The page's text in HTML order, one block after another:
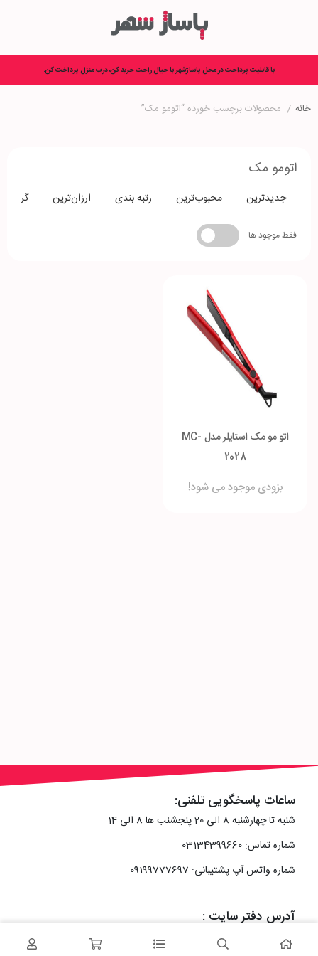
با قابلیت پرداخت در محل پاساژشهر با خیال راحت خرید کن، درب منزل پرداخت کن.
خانه / محصولات برچسب خورده “اتومو مک”
اتومو مک
جدیدترین محبوب‌ترین رتبه بندی ارزان‌ترین
فقط موجود ها:
اتو مو مک استایلر مدل MC-
2028
بزودی موجود می شود!
ساعات پاسخگویی تلفنی:
شنبه تا چهارشنبه 8 الی 20 پنجشنب ها 8 الی 14
شماره تماس: 03134399660
شماره واتس آپ پشتیبانی: 09199777697
آدرس دفتر سایت :
اصفهان، خیابان رزمندگان، کوچه شماره سه فرعی 2 پلاک 10